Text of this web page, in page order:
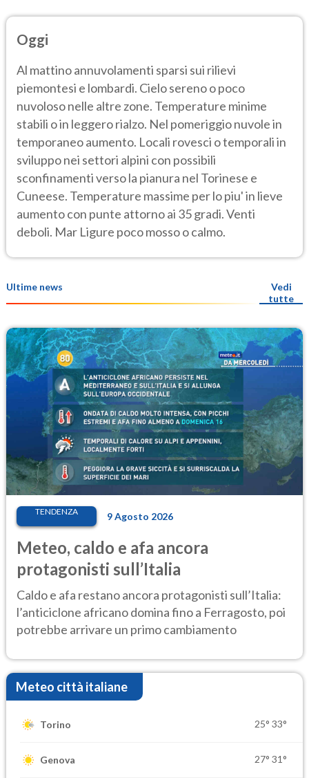
Oggi
Al mattino annuvolamenti sparsi sui rilievi
piemontesi e lombardi. Cielo sereno o poco
nuvoloso nelle altre zone. Temperature minime
stabili o in leggero rialzo. Nel pomeriggio nuvole in
temporaneo aumento. Locali rovesci o temporali in
sviluppo nei settori alpini con possibili
sconfinamenti verso la pianura nel Torinese e
Cuneese. Temperature massime per lo piu' in lieve
aumento con punte attorno ai 35 gradi. Venti
deboli. Mar Ligure poco mosso o calmo.
Ultime news
Vedi
tutte
TENDENZA 9 Agosto 2026
Meteo, caldo e afa ancora
protagonisti sull’Italia
Caldo e afa restano ancora protagonisti sull’Italia:
l’anticiclone africano domina fino a Ferragosto, poi
potrebbe arrivare un primo cambiamento
Meteo città italiane
Torino 25° 33°
Genova 27° 31°